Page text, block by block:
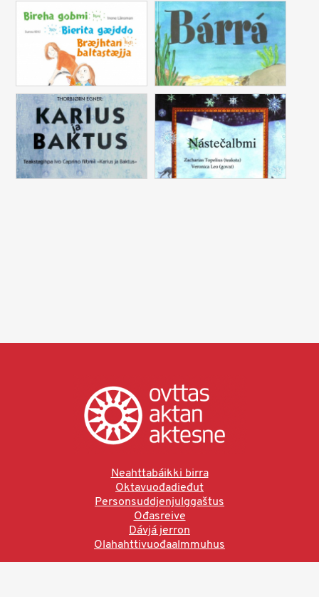
Neahttabáikki birra
Oktavuođadieđut
Personsuddjenjulggaštus
Ođasreive
Dávjá jerron
Olahahttivuođaalmmuhus